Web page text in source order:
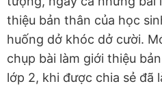
thiệu bản thân của học
huống dở khóc dở cười.
chụp bài làm giới thiệu
lớp 2, khi được chia sẻ đã